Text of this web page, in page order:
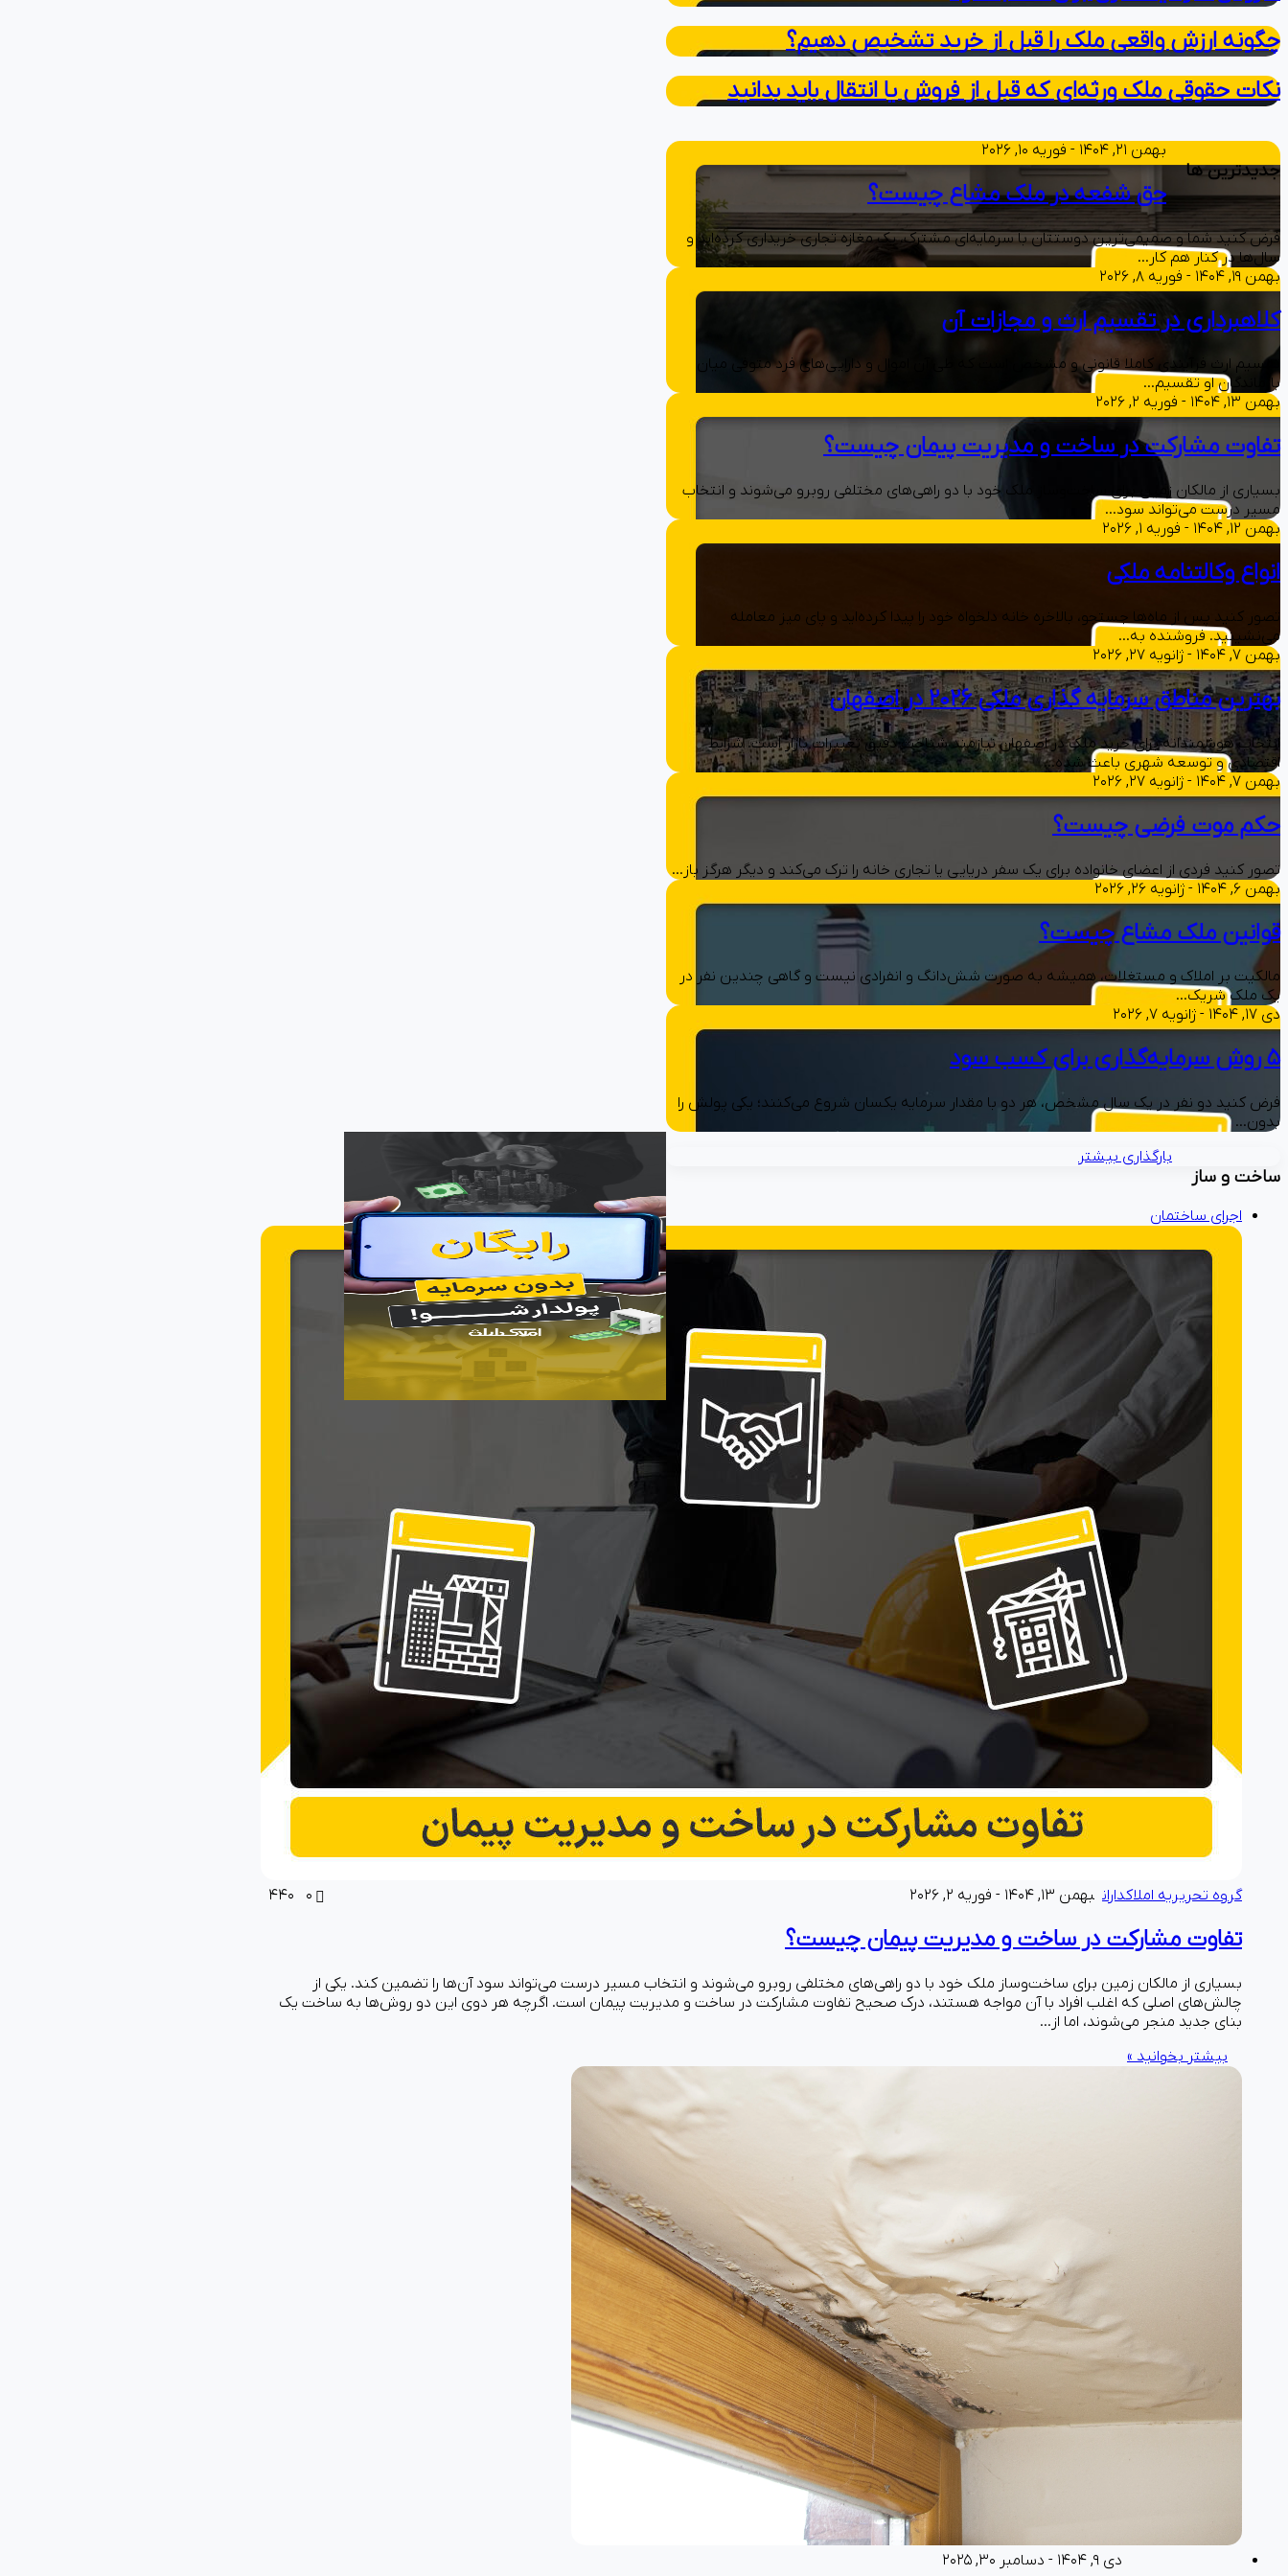
چگونه ارزش واقعی ملک را قبل از خرید تشخیص دهیم؟
نکات حقوقی ملک ورثه‌ای که قبل از فروش یا انتقال باید بدانید
جدیدترین ها
بهمن ۲۱, ۱۴۰۴ - فوریه ۱۰, ۲۰۲۶
حق شفعه در ملک مشاع چیست؟
فرض کنید شما و صمیمی‌ترین دوستتان با سرمایه‌ای مشترک، یک مغازه تجاری خریداری کرده‌اید و
سال‌ها در کنار هم کار…
بهمن ۱۹, ۱۴۰۴ - فوریه ۸, ۲۰۲۶
کلاهبرداری در تقسیم ارث و مجازات آن
تقسیم ارث فرآیندی کاملا قانونی و مشخص است که طی آن اموال و دارایی‌های فرد متوفی میان
بازماندگان او تقسیم…
بهمن ۱۳, ۱۴۰۴ - فوریه ۲, ۲۰۲۶
تفاوت مشارکت در ساخت و مدیریت پیمان چیست؟
بسیاری از مالکان زمین برای ساخت‌وساز ملک خود با دو راهی‌های مختلفی روبرو می‌شوند و انتخاب
مسیر درست می‌تواند سود…
بهمن ۱۲, ۱۴۰۴ - فوریه ۱, ۲۰۲۶
انواع وکالتنامه ملکی
تصور کنید پس از ماه‌ها جستجو، بالاخره خانه دلخواه خود را پیدا کرده‌اید و پای میز معامله
می‌نشینید. فروشنده به…
بهمن ۷, ۱۴۰۴ - ژانویه ۲۷, ۲۰۲۶
بهترین مناطق سرمایه‌ گذاری ملکی ۲۰۲۶ در اصفهان
انتخاب هوشمندانه برای خرید ملک در اصفهان نیازمند شناخت دقیق تغییرات بازار است. شرایط
اقتصادی و توسعه شهری باعث شده…
بهمن ۷, ۱۴۰۴ - ژانویه ۲۷, ۲۰۲۶
حکم موت فرضی چیست؟
تصور کنید فردی از اعضای خانواده برای یک سفر دریایی یا تجاری خانه را ترک می‌کند و دیگر هرگز باز…
بهمن ۶, ۱۴۰۴ - ژانویه ۲۶, ۲۰۲۶
قوانین ملک مشاع چیست؟
مالکیت بر املاک و مستغلات، همیشه به صورت شش‌دانگ و انفرادی نیست و گاهی چندین نفر در
یک ملک شریک…
دی ۱۷, ۱۴۰۴ - ژانویه ۷, ۲۰۲۶
۵ روش سرمایه‌گذاری برای کسب سود
فرض کنید دو نفر در یک سال مشخص، هر دو با مقدار سرمایه یکسان شروع می‌کنند؛ یکی پولش را
بدون…
ساخت و ساز
اجرای ساختمان
گروه تحریریه املاکداران بهمن ۱۳, ۱۴۰۴ - فوریه ۲, ۲۰۲۶ ۰
تفاوت مشارکت در ساخت و مدیریت پیمان چیست؟
بسیاری از مالکان زمین برای ساخت‌وساز ملک خود با دو راهی‌های مختلفی روبرو می‌شوند و انتخاب مسیر درست می‌تواند سود آن‌ها را تضمین کند. یکی از
چالش‌های اصلی که اغلب افراد با آن مواجه هستند، درک صحیح تفاوت مشارکت در ساخت و مدیریت پیمان است. اگرچه هر دوی این دو روش‌ها به ساخت یک
بنای جدید منجر می‌شوند، اما از…
بیشتر بخوانید »
دی ۹, ۱۴۰۴ - دسامبر ۳۰, ۲۰۲۵
بارگذاری بیشتر